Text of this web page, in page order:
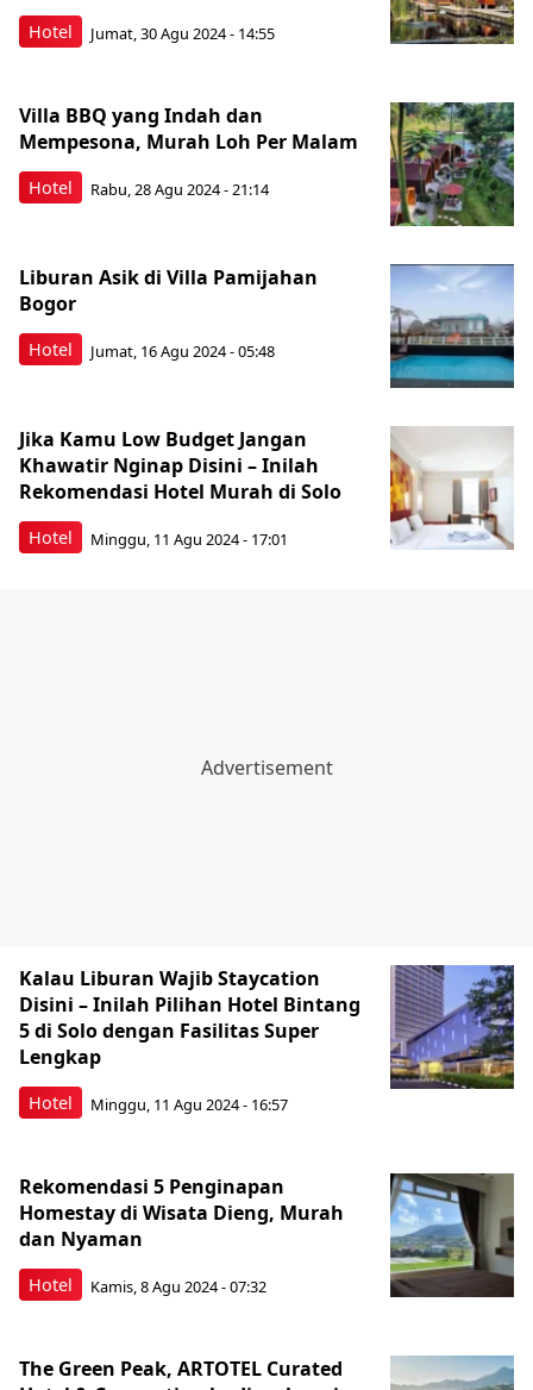
Hotel Jumat, 30 Agu 2024 - 14:55
Hotel
Villa BBQ yang Indah dan
Mempesona, Murah Loh Per Malam
Rabu, 28 Agu 2024 - 21:14
Hotel
Liburan Asik di Villa Pamijahan
Bogor
Jumat, 16 Agu 2024 - 05:48
Hotel
Jika Kamu Low Budget Jangan
Khawatir Nginap Disini – Inilah
Rekomendasi Hotel Murah di Solo
Minggu, 11 Agu 2024 - 17:01
Hotel
Kalau Liburan Wajib Staycation
Disini – Inilah Pilihan Hotel Bintang
5 di Solo dengan Fasilitas Super
Lengkap
Minggu, 11 Agu 2024 - 16:57
Hotel
Rekomendasi 5 Penginapan
Homestay di Wisata Dieng, Murah
dan Nyaman
Kamis, 8 Agu 2024 - 07:32
The Green Peak, ARTOTEL Curated